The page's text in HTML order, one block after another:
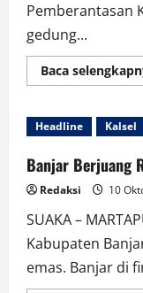
Pemberantasan
gedung...
Baca
Headline Kalsel
Banjar Berjuang
Redaksi 10
SUAKA –
Kabupaten
emas. Banjar di